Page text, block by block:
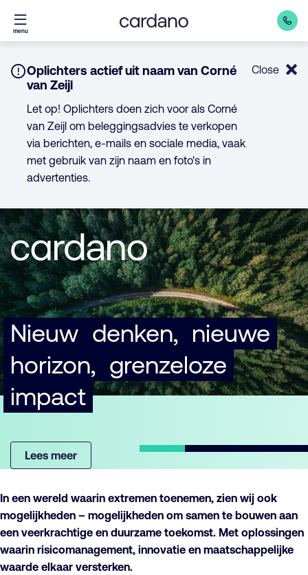
Direct
naar
menu
Notice:
Oplichters actief uit naam van Corné
van Zeijl
Let op! Oplichters doen zich voor als Corné
van Zeijl om beleggingsadvies te verkopen
via berichten, e-mails en sociale media, vaak
met gebruik van zijn naam en foto's in
advertenties.
Close
Wij
zijn
Cardano
Nieuw denken, nieuwe
horizon, grenzeloze
impact
Lees meer
In een wereld waarin extremen toenemen, zien wij ook
mogelijkheden – mogelijkheden om samen te bouwen aan
een veerkrachtige en duurzame toekomst. Met oplossingen
waarin risicomanagement, innovatie en maatschappelijke
waarde elkaar versterken.